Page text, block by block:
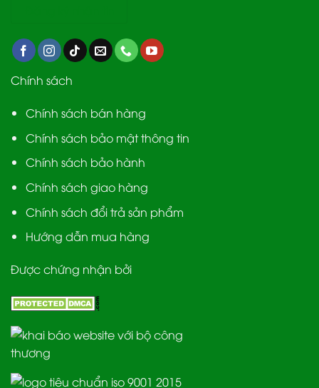
Chính sách
Chính sách bán hàng
Chính sách bảo mật thông tin
Chính sách bảo hành
Chính sách giao hàng
Chính sách đổi trả sản phẩm
Hướng dẫn mua hàng
Được chứng nhận bởi